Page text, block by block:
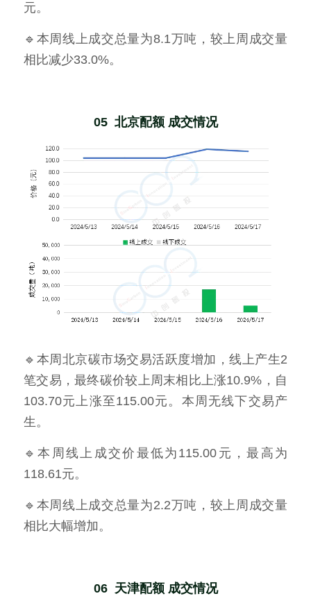
元。
🔹本周线上成交总量为8.1万吨，较上周成交量
相比减少33.0%。
05  北京配额 成交情况
🔹本周北京碳市场交易活跃度增加，线上产生2
笔交易，最终碳价较上周末相比上涨10.9%，自
103.70元上涨至115.00元。本周无线下交易产
生。
🔹本周线上成交价最低为115.00元，最高为
118.61元。
🔹本周线上成交总量为2.2万吨，较上周成交量
相比大幅增加。
06  天津配额 成交情况